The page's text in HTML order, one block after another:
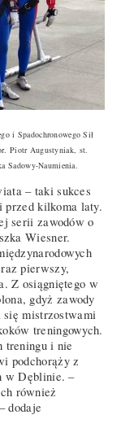
i Spadochronowego Sił
Piotr Augustyniak, st.
Naumienia.
– taki sukces
przed kilkoma laty.
serii zawodów o
Wiesner.
pierwszy,
Z osiągniętego w
gdyż zawody
się mistrzostwami
treningowych.
treningu i nie
podchorąży z
w Dęblinie. –
również
dodaje